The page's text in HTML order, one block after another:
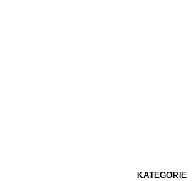
KATEGORIE